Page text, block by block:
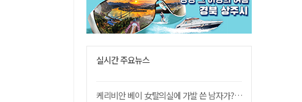
실시간 주요뉴스
케리비안 베이 女탈의실에 가발 쓴 남자가?…